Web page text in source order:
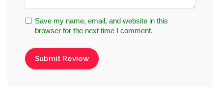
Save my name, email, and website in this
browser for the next time I comment.